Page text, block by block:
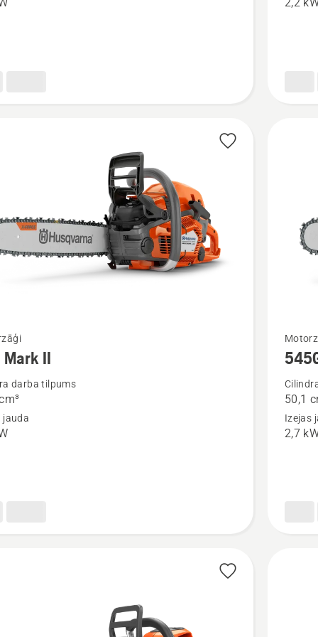
II
darba tilpums
jauda
Skatīt
vairāk
par
545G
Mark
50,1
Izejas
2,7